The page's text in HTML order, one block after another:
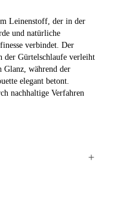
Leinenstoff, der in der
und natürliche
verbindet. Der
der Gürtelschlaufe verleiht
Glanz, während der
elegant betont.
nachhaltige Verfahren